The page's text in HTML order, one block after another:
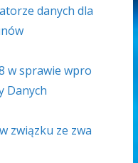
danych dla
w sprawie wpro
Danych
związku ze zwa